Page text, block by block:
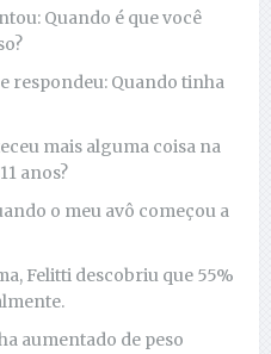
Quando é que você
respondeu: Quando tinha
mais alguma coisa na
anos?
o meu avô começou a
Felitti descobriu que 55%
aumentado de peso